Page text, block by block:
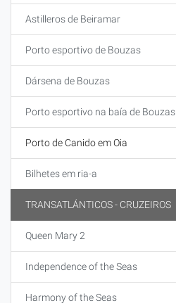
Astilleros de Beiramar
Porto esportivo de Bouzas
Dársena de Bouzas
Porto esportivo na baía de Bouzas
Porto de Canido em Oia
Bilhetes em ria-a
TRANSATLÁNTICOS - CRUZEIROS
Queen Mary 2
Independence of the Seas
Harmony of the Seas